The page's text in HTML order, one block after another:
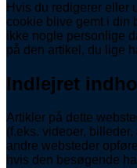
Hvis du redigerer eller
cookie blive gemt i din
ikke nogle personlige
på den artikel, du lige
Indlejret
Artikler på dette
(f.eks. videoer,
andre websteder
hvis den besøgende